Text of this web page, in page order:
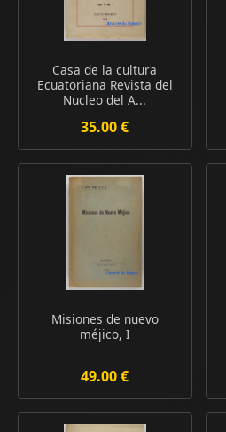
Casa de la cultura
Ecuatoriana Revista del
Nucleo del A...
35.00 €
Misiones de nuevo
méjico, I
49.00 €